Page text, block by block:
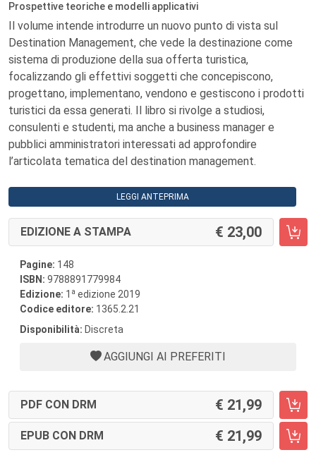
Prospettive teoriche e modelli applicativi
Il volume intende introdurre un nuovo punto di vista sul
Destination Management, che vede la destinazione come
sistema di produzione della sua offerta turistica,
focalizzando gli effettivi soggetti che concepiscono,
progettano, implementano, vendono e gestiscono i prodotti
turistici da essa generati. Il libro si rivolge a studiosi,
consulenti e studenti, ma anche a business manager e
pubblici amministratori interessati ad approfondire
l’articolata tematica del destination management.
LEGGI ANTEPRIMA
EDIZIONE A STAMPA 23,00
Pagine: 148
ISBN: 9788891779984
Edizione: 1 a edizione 2019
Codice editore: 1365.2.21
Disponibilità: Discreta
AGGIUNGI AI PREFERITI
PDF CON DRM 21,99
EPUB CON DRM 21,99